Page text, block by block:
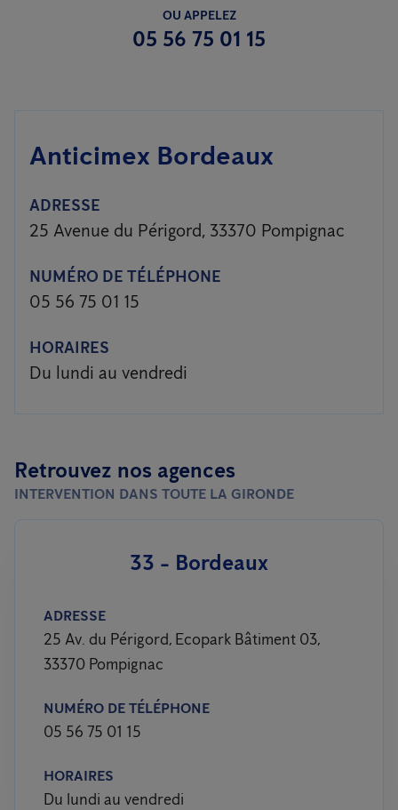
OU APPELEZ
05 56 75 01 15
Anticimex Bordeaux
ADRESSE
25 Avenue du Périgord, 33370 Pompignac
NUMÉRO DE TÉLÉPHONE
05 56 75 01 15
HORAIRES
Du lundi au vendredi
Retrouvez nos agences
INTERVENTION DANS TOUTE LA GIRONDE
33 - Bordeaux
ADRESSE
25 Av. du Périgord, Ecopark Bâtiment 03,
33370 Pompignac
NUMÉRO DE TÉLÉPHONE
05 56 75 01 15
HORAIRES
Du lundi au vendredi